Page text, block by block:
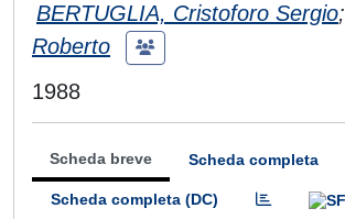
BERTUGLIA, Cristoforo Sergio;
Roberto
1988
Scheda breve Scheda completa
Scheda completa (DC)